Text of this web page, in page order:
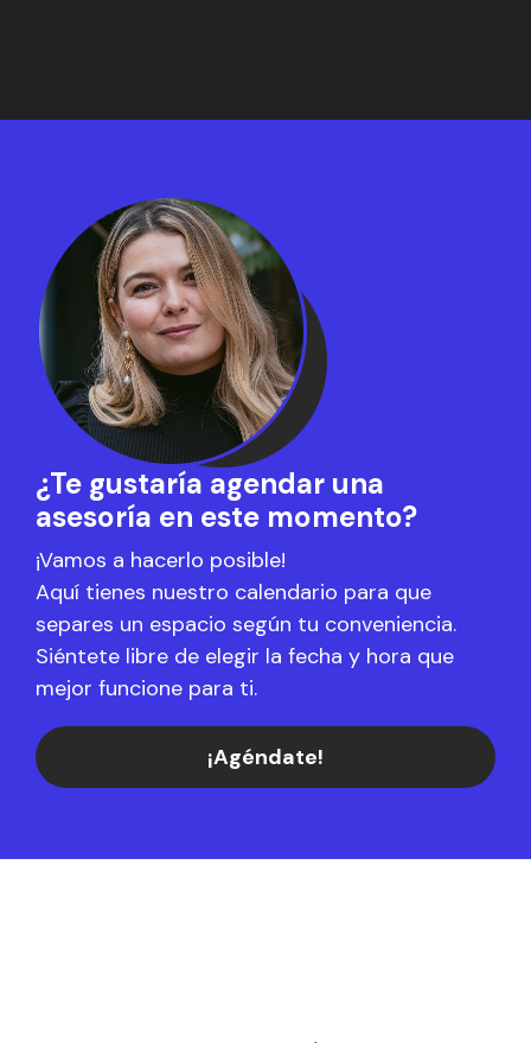
¿Te gustaría agendar una
asesoría en este momento?
¡Vamos a hacerlo posible!
Aquí tienes nuestro calendario para que
separes un espacio según tu conveniencia.
Siéntete libre de elegir la fecha y hora que
mejor funcione para ti.
¡Agéndate!